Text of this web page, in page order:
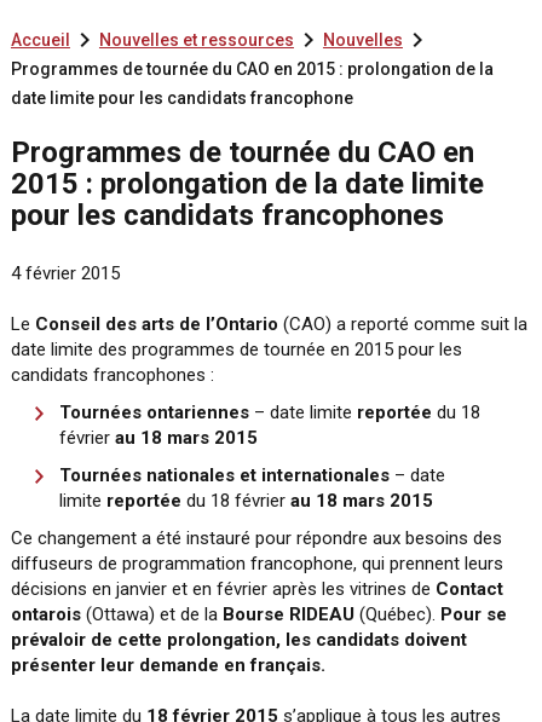
Accueil  Nouvelles et ressources Nouvelles
Programmes de tournée du CAO en 2015 : prolongation de la
date limite pour les candidats francophone
Programmes de tournée du CAO en
2015 : prolongation de la date limite
pour les candidats francophones
4 février 2015
Le Conseil des arts de l’Ontario (CAO) a reporté comme suit la
date limite des programmes de tournée en 2015 pour les
candidats francophones :
Tournées ontariennes – date limite reportée du 18
févrierau 18 mars 2015
Tournées nationales et internationales – date
limite reportée du 18 févrierau 18 mars 2015
Ce changement a été instauré pour répondre aux besoins des
diffuseurs de programmation francophone, qui prennent leurs
décisions en janvier et en février après les vitrines de Contact
ontarois(Ottawa) et de laBourse RIDEAU(Québec). Pour se
prévaloir de cette prolongation, les candidats doivent
présenter leur demande en français.
La date limite du 18 février 2015 s’applique à tous les autres